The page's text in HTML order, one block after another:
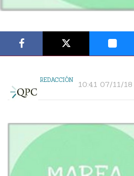
REDACCIÓN 10:41 07/11/18